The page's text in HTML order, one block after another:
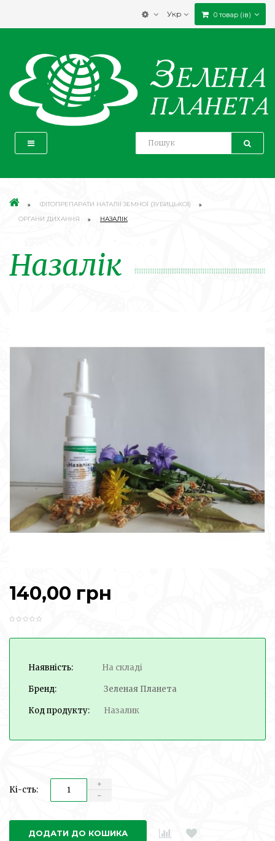
0 товар (ів)
Укр
ФІТОПРЕПАРАТИ НАТАЛІЇ ЗЕМНОЇ (ЗУБИЦЬКОЇ)
ОРГАНИ ДИХАННЯ
НАЗАЛІК
Назалік
140,00 грн
Наявність: На складі
Бренд: Зеленая Планета
Код продукту: Назалик
Кі-сть:
ДОДАТИ ДО КОШИКА